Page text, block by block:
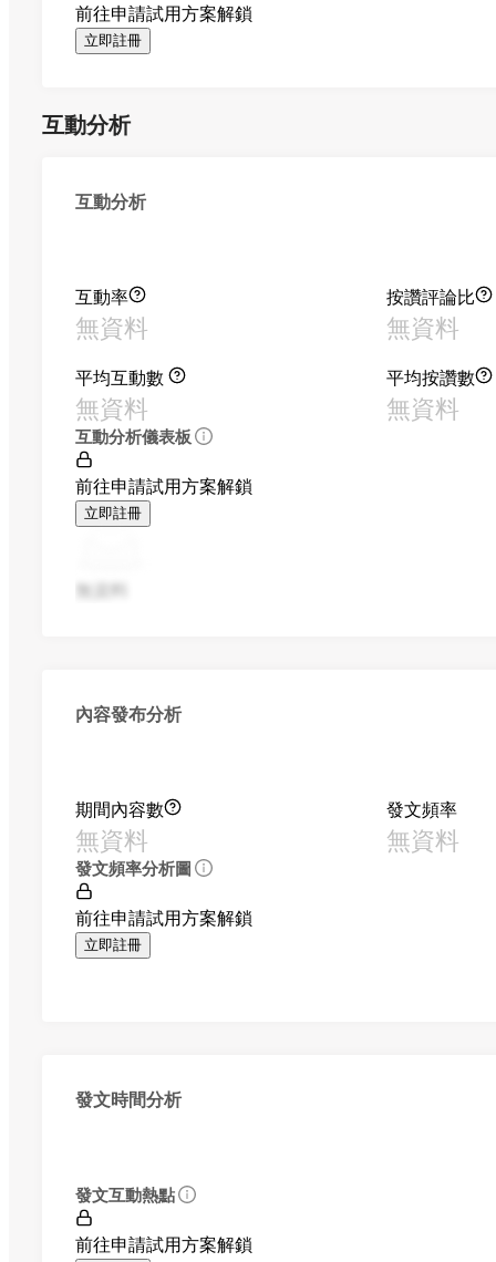
前往申請試用方案解鎖
立即註冊
互動分析
互動分析
互動率
無資料
按讚評論比
無資料
平均互動數
無資料
平均按讚數
無資料
互動分析儀表板
前往申請試用方案解鎖
立即註冊
無資料
內容發布分析
期間內容數
無資料
發文頻率
無資料
發文頻率分析圖
前往申請試用方案解鎖
立即註冊
發文時間分析
發文互動熱點
前往申請試用方案解鎖